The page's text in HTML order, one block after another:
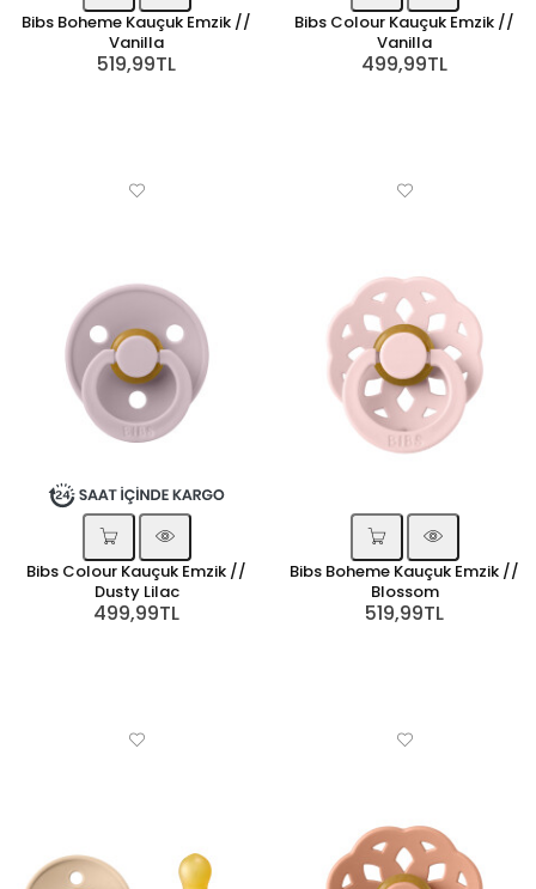
Bibs Boheme Kauçuk Emzik //
Vanilla
519,99TL
Bibs Colour Kauçuk Emzik //
Vanilla
499,99TL
Bibs Colour Kauçuk Emzik //
Dusty Lilac
499,99TL
Bibs Boheme Kauçuk Emzik //
Blossom
519,99TL